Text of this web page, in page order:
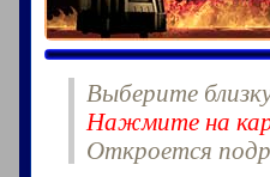
Выберите
Нажмите на
Откроется